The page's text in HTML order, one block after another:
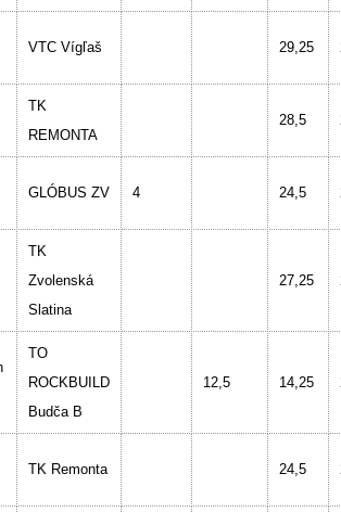
VTC Vígľaš 29,25
TK
REMONTA
28,5
GLÓBUS ZV 4 24,5
TK
Zvolenská
Slatina
27,25
TO
ROCKBUILD
Budča B
12,5 14,25
TK Remonta 24,5